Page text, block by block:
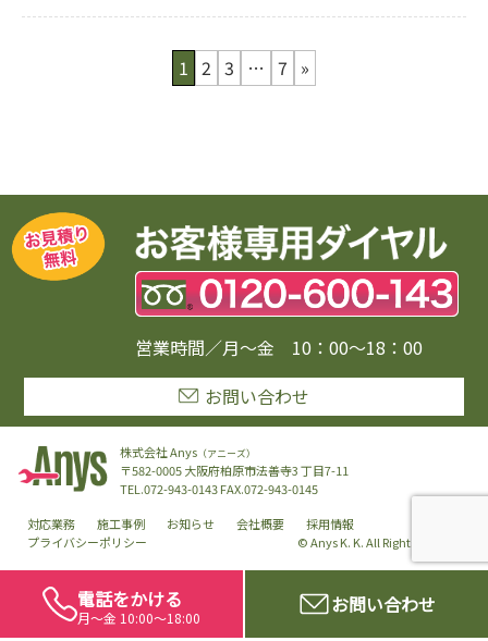
電話をかける
月〜金 10:00〜18:00
お問い合わせ
1 2 3 … 7 »
営業時間／月〜金 10：00〜18：00
お問い合わせ
株式会社 Anys （アニーズ）
〒582-0005 大阪府柏原市法善寺3 丁目7-11
TEL.072-943-0143 FAX.072-943-0145
対応業務
施工事例 お知らせ 会社概要
採用情報
プライバシーポリシー
© Anys K. K. All Rights Reserved.